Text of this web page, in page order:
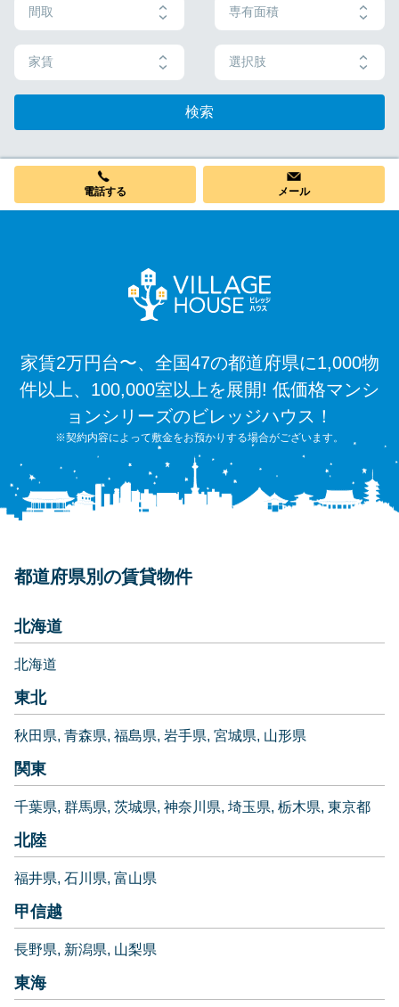
間取 専有面積
家賃 選択肢
検索
電話する メール
家賃2万円台〜、全国47の都道府県に1,000物
件以上、100,000室以上を展開! 低価格マンシ
ョンシリーズのビレッジハウス！
※契約内容によって敷金をお預かりする場合がございます。
都道府県別の賃貸物件
北海道
北海道
東北
秋田県 青森県 福島県 岩手県 宮城県 山形県
関東
千葉県 群馬県 茨城県 神奈川県 埼玉県 栃木県 東京都
北陸
福井県 石川県 富山県
甲信越
長野県 新潟県 山梨県
東海